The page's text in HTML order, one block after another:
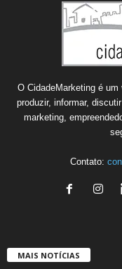
O CidadeMarketing é
produzir, informar,
marketing,
Contato:
MAIS NOTÍCIAS